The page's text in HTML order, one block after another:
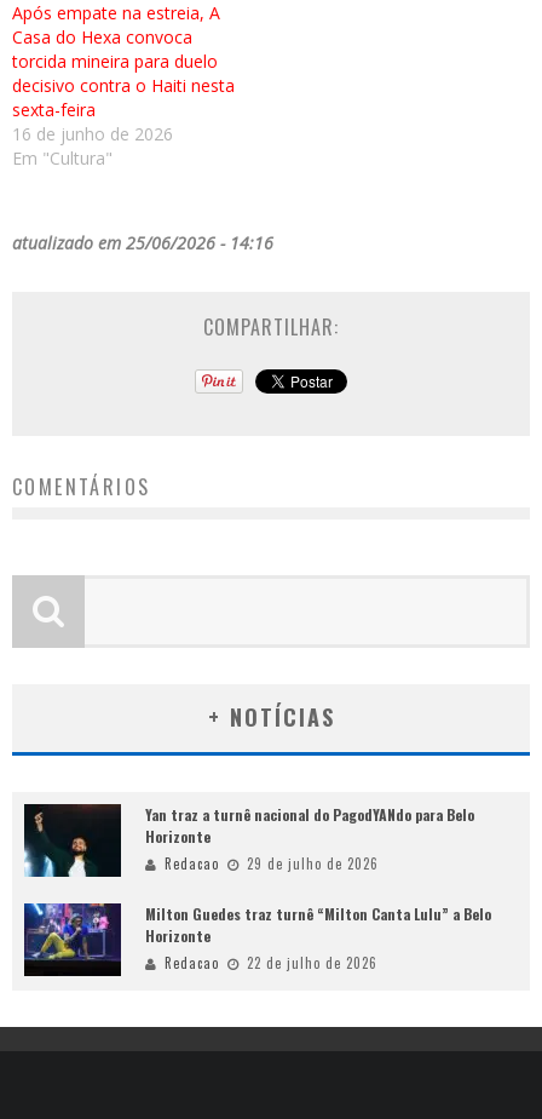
Após empate na estreia, A
Casa do Hexa convoca
torcida mineira para duelo
decisivo contra o Haiti nesta
sexta-feira
16 de junho de 2026
Em "Cultura"
atualizado em 25/06/2026 - 14:16
COMPARTILHAR:
COMENTÁRIOS
+ NOTÍCIAS
Yan traz a turnê nacional do PagodYANdo para Belo
Horizonte
Redacao 29 de julho de 2026
Milton Guedes traz turnê “Milton Canta Lulu” a Belo
Horizonte
Redacao 22 de julho de 2026